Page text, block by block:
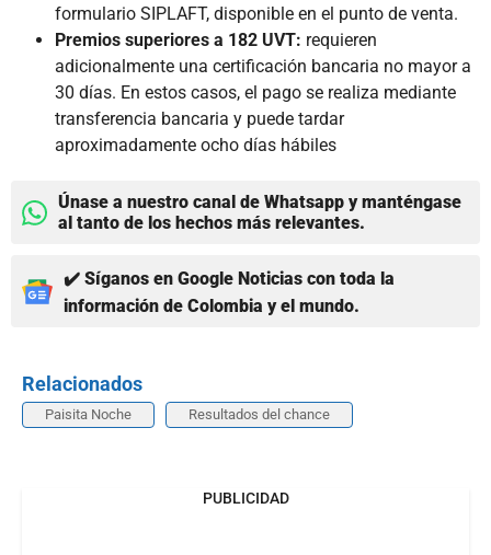
formulario SIPLAFT, disponible en el punto de venta.
Premios superiores a 182 UVT: requieren
adicionalmente una certificación bancaria no mayor a
30 días. En estos casos, el pago se realiza mediante
transferencia bancaria y puede tardar
aproximadamente ocho días hábiles
Únase a nuestro canal de Whatsapp y manténgase
al tanto de los hechos más relevantes.
✔️ Síganos en Google Noticias con toda la
información de Colombia y el mundo.
Relacionados
Paisita Noche Resultados del chance
PUBLICIDAD